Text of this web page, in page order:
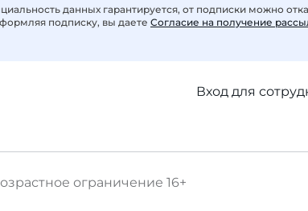
данных гарантируется, от подписки можно
подписку, вы даете Согласие на получение
Вход для
ограничение 16+